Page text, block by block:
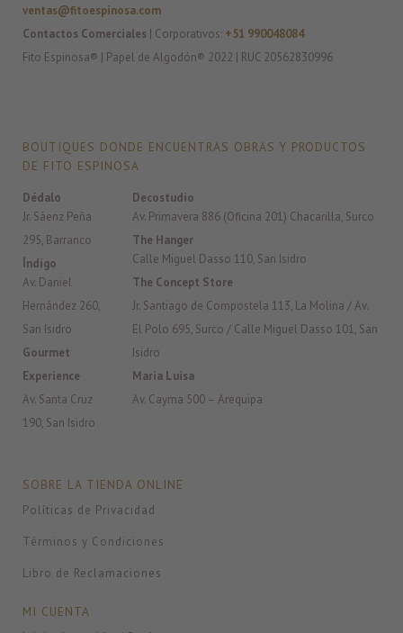
ventas@fitoespinosa.com
Contactos Comerciales
| Corporativos: +51 990048084
Fito Espinosa® | Papel de Algodón® 2022 | RUC 20562830996
BOUTIQUES DONDE ENCUENTRAS OBRAS Y PRODUCTOS
DE FITO ESPINOSA
Dédalo
Jr. Sáenz Peña
295, Barranco
Índigo
Av. Daniel
Hernández 260,
San Isidro
Gourmet
Experience
Av. Santa Cruz
190, San Isidro
Decostudio
Av. Primavera 886 (Oficina 201) Chacarilla, Surco
The Hanger
Calle Miguel Dasso 110, San Isidro
The Concept Store
Jr. Santiago de Compostela 113, La Molina / Av.
El Polo 695, Surco / Calle Miguel Dasso 101, San
Isidro
Maria Luisa
Av. Cayma 500 – Arequipa
SOBRE LA TIENDA ONLINE
Políticas de Privacidad
Términos y Condiciones
Libro de Reclamaciones
MI CUENTA